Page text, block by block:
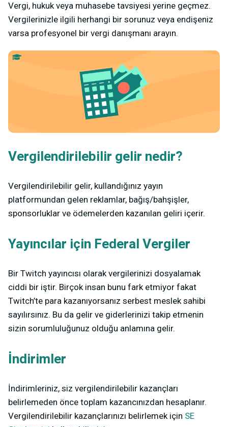
Vergi, hukuk veya muhasebe tavsiyesi yerine geçmez.
Vergilerinizle ilgili herhangi bir sorunuz veya endişeniz
varsa profesyonel bir vergi danışmanı arayın.
Vergilendirilebilir gelir nedir?
Vergilendirilebilir gelir, kullandığınız yayın
platformundan gelen reklamlar, bağış/bahşişler,
sponsorluklar ve ödemelerden kazanılan geliri içerir.
Yayıncılar için Federal Vergiler
Bir Twitch yayıncısı olarak vergilerinizi dosyalamak
ciddi bir iştir. Birçok insan bunu fark etmiyor fakat
Twitch’te para kazanıyorsanız serbest meslek sahibi
sayılırsınız. Bu da gelir ve giderlerinizi takip etmenin
sizin sorumluluğunuz olduğu anlamına gelir.
İndirimler
İndirimleriniz, siz vergilendirilebilir kazançları
belirlemeden önce toplam kazancınızdan hesaplanır.
Vergilendirilebilir kazançlarınızı belirlemek için SE